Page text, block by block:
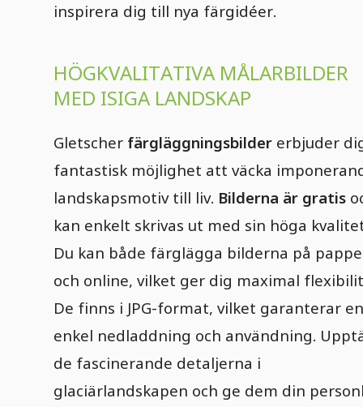
inspirera dig till nya färgidéer.
HÖGKVALITATIVA MÅLARBILDER
MED ISIGA LANDSKAP
Gletscher färgläggningsbilder erbjuder
fantastisk möjlighet att väcka
landskapsmotiv till liv. Bilderna är gratis
kan enkelt skrivas ut med sin höga
Du kan både färglägga bilderna på
och online, vilket ger dig maximal
De finns i JPG-format, vilket garanterar en
enkel nedladdning och användning.
de fascinerande detaljerna i
glaciärlandskapen och ge dem din